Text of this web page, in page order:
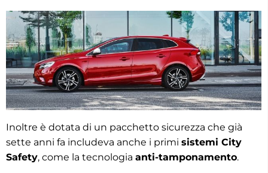
Inoltre è dotata di un pacchetto sicurezza che già
sette anni fa includeva anche i primi sistemi City
Safety, come la tecnologia anti-tamponamento.